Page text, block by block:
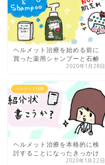
ヘルメット治療を始める前に
買った薬用シャンプーと石鹸
2020年1月28日
ヘルメット治療
ヘルメット治療を本格的に検
討することになったきっかけ
2020年1月22日